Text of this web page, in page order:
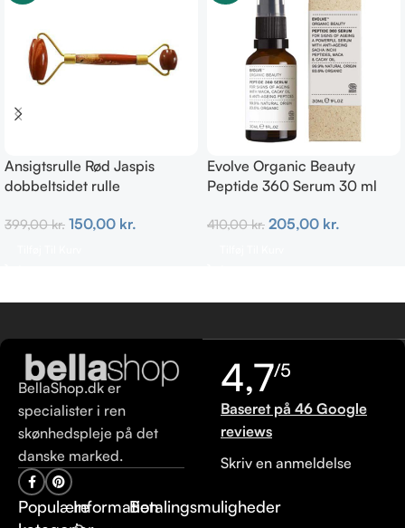
Ansigtsrulle Rød Jaspis
dobbeltsidet rulle
399,00kr. 150,00 kr.
Evolve Organic Beauty
Peptide 360 Serum 30 ml
410,00kr. 205,00 kr.
BellaShop.dk er
specialister i ren
skønhedspleje på det
danske marked.
PopulæreInformationBetalingsmuligheder
4,7/5
Baseret på 46 Google
reviews
Skriv en anmeldelse